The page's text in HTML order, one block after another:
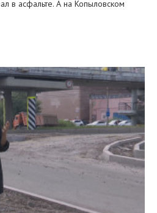
в асфальте. А на Копыловском